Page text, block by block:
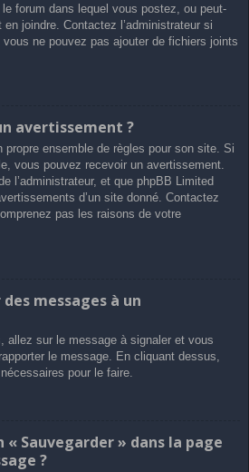
le forum dans lequel vous postez, ou peut-
joindre. Contactez l’administrateur si
ne pouvez pas ajouter de fichiers joints
avertissement ?
propre ensemble de règles pour son site. Si
vous pouvez recevoir un avertissement.
l’administrateur, et que phpBB Limited
d’un site donné. Contactez
pas les raisons de votre
messages à un
allez sur le message à signaler et vous
le message. En cliquant dessus,
pour le faire.
Sauvegarder » dans la page
?